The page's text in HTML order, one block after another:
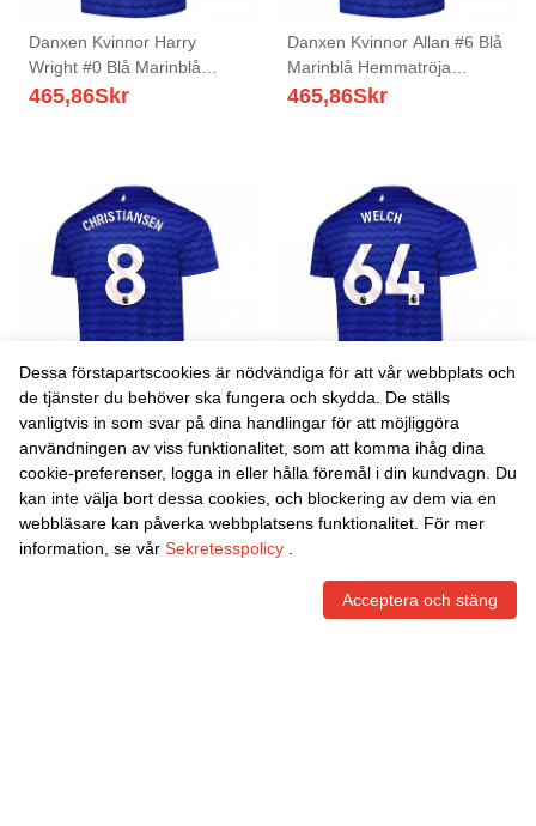
Danxen Kvinnor Harry
Wright #0 Blå Marinblå
Hemmatröja Matchtröjor
465,86Skr
Danxen Kvinnor Allan #6 Blå
Marinblå Hemmatröja
Matchtröjor 2025/26 Tröjor
465,86Skr
Danxen Kvinnor Izzy
Christiansen #8 Blå Marinblå
Hemmatröja Matchtröjor
2025/26 Tröjor T-Tröja
465,86Skr
Danxen Kvinnor Reece
Welch #64 Blå Marinblå
Hemmatröja Matchtröjor
2025/26 Tröjor T-Tröja
465,86Skr
Dessa förstapartscookies är nödvändiga för att vår webbplats och
de tjänster du behöver ska fungera och skydda. De ställs
vanligtvis in som svar på dina handlingar för att möjliggöra
användningen av viss funktionalitet, som att komma ihåg dina
cookie-preferenser, logga in eller hålla föremål i din kundvagn. Du
kan inte välja bort dessa cookies, och blockering av dem via en
webbläsare kan påverka webbplatsens funktionalitet. För mer
information, se vår Sekretesspolicy
Acceptera och stäng